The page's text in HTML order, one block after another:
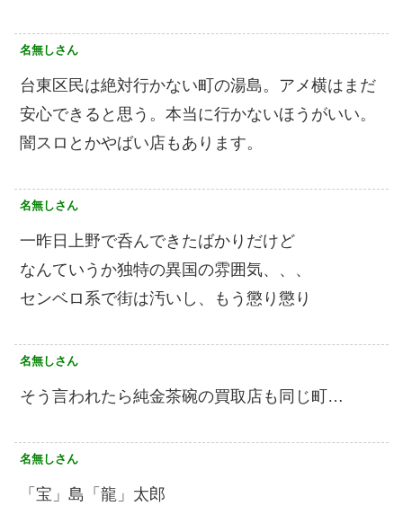
名無しさん
台東区民は絶対行かない町の湯島。アメ横はまだ
安心できると思う。本当に行かないほうがいい。
闇スロとかやばい店もあります。
名無しさん
一昨日上野で呑んできたばかりだけど
なんていうか独特の異国の雰囲気、、、
センベロ系で街は汚いし、もう懲り懲り
名無しさん
そう言われたら純金茶碗の買取店も同じ町…
名無しさん
「宝」島「龍」太郎